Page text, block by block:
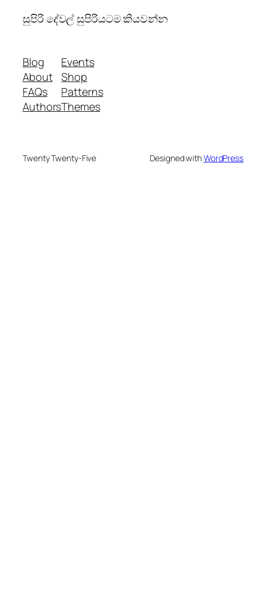
සුපිරි දේවල් සුපිරියටම කියවන්න
Blog
About
FAQs
Authors
Events
Shop
Patterns
Themes
Twenty Twenty-Five Designed withWordPress